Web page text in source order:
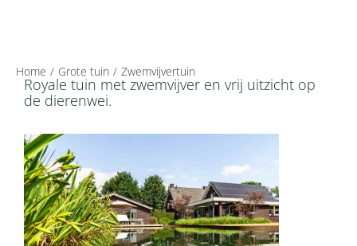
Home Grote tuin Zwemvijvertuin
Royale tuin met zwemvijver en vrij uitzicht op
de dierenwei.